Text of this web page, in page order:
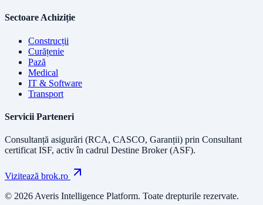
Sectoare Achiziție
Construcții
Curățenie
Pază
Medical
IT & Software
Transport
Servicii Parteneri
Consultanță asigurări (RCA, CASCO, Garanții) prin Consultant
certificat ISF, activ în cadrul Destine Broker (ASF).
Vizitează brok.ro
© 2026 Averis Intelligence Platform. Toate drepturile rezervate.